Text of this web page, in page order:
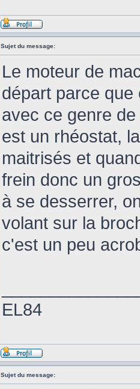
Sujet du message:
Le moteur de
départ parce que
avec ce genre
est un rhéostat,
maitrisés et
frein donc un
à se desserrer,
volant sur la
c'est un peu
EL84
Sujet du message: